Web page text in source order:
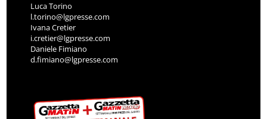
Luca Torino
l.torino@lgpresse.com
Ivana Cretier
i.cretier@lgpresse.com
Daniele Fimiano
d.fimiano@lgpresse.com